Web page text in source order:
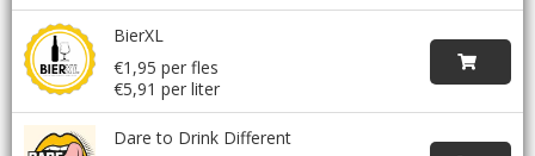
BierXL
€1,95 per fles
€5,91 per liter
Dare to Drink Different